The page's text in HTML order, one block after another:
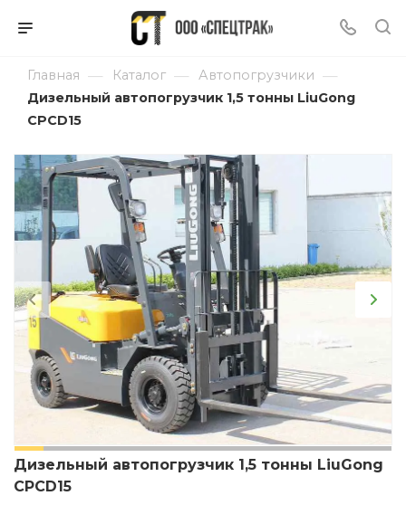
Главная — Каталог — Автопогрузчики —
Дизельный автопогрузчик 1,5 тонны LiuGong
CPCD15
Дизельный автопогрузчик 1,5 тонны LiuGong
CPCD15